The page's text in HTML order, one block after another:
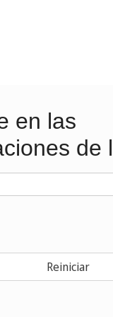
en las
de
Reiniciar